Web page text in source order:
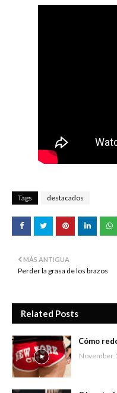
Tags destacados
MÁS ANTIGUA
Perder la grasa de los brazos
Related Posts
Cómo
November